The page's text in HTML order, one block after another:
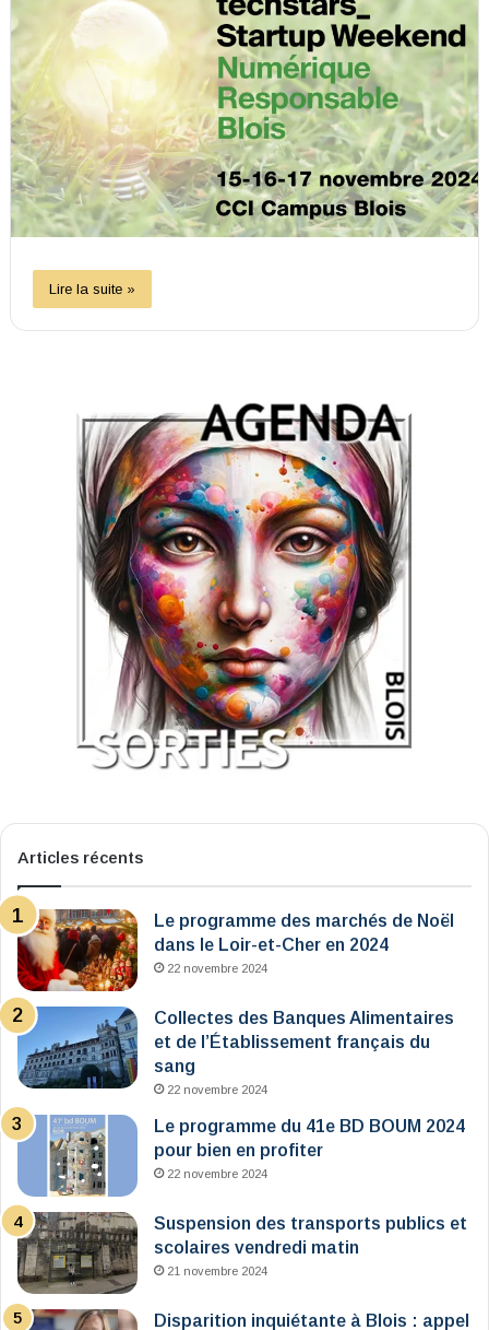
Lire la suite »
Articles récents
Le programme des marchés de Noël
dans le Loir-et-Cher en 2024
22 novembre 2024
Collectes des Banques Alimentaires
et de l’Établissement français du
sang
22 novembre 2024
Le programme du 41e BD BOUM 2024
pour bien en profiter
22 novembre 2024
Suspension des transports publics et
scolaires vendredi matin
21 novembre 2024
Disparition inquiétante à Blois : appel